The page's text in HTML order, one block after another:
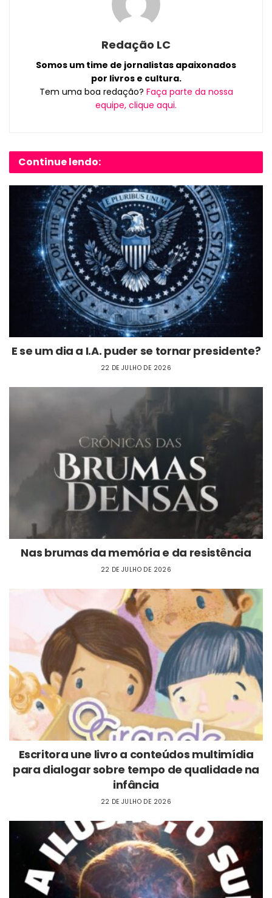
Redação LC
Somos um time de jornalistas apaixonados
por livros e cultura.
Tem uma boa redação? Faça parte da nossa
equipe, clique aqui.
Continue lendo:
E se um dia a I.A. puder se tornar presidente?
22 DE JULHO DE 2026
Nas brumas da memória e da resistência
22 DE JULHO DE 2026
Escritora une livro a conteúdos multimídia
para dialogar sobre tempo de qualidade na
infância
22 DE JULHO DE 2026